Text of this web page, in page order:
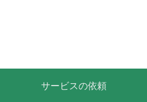
サービスの依頼